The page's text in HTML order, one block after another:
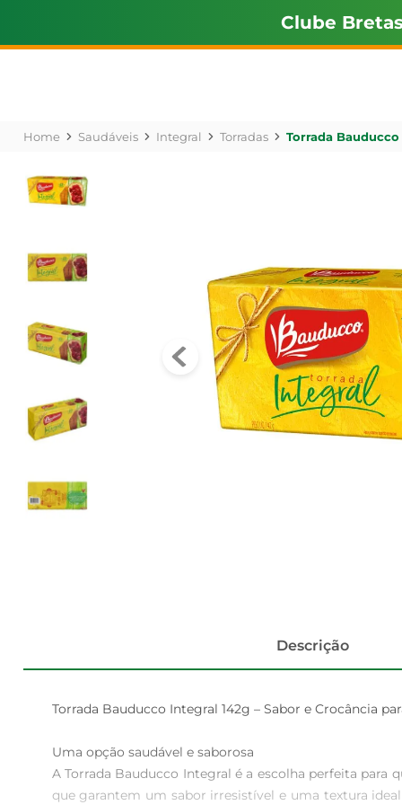
Clube Bretas
Saudáveis Integral Torradas Torrada
Descrição
Torrada Bauducco Integral 142g – Sabor e Crocância
Uma opção saudável e saborosa
A Torrada Bauducco Integral é a escolha perfeita
que garantem um sabor irresistível e uma textura